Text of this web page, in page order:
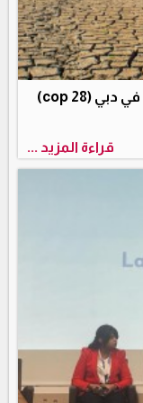
المياه على أجندة المفاوضات المناخية في دبي (cop 28)
قراءة المزيد ...